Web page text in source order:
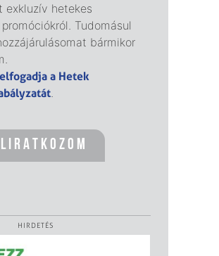
exkluzív hetekes
Tudomásul
bármikor
a Hetek
.
HIRDETÉS